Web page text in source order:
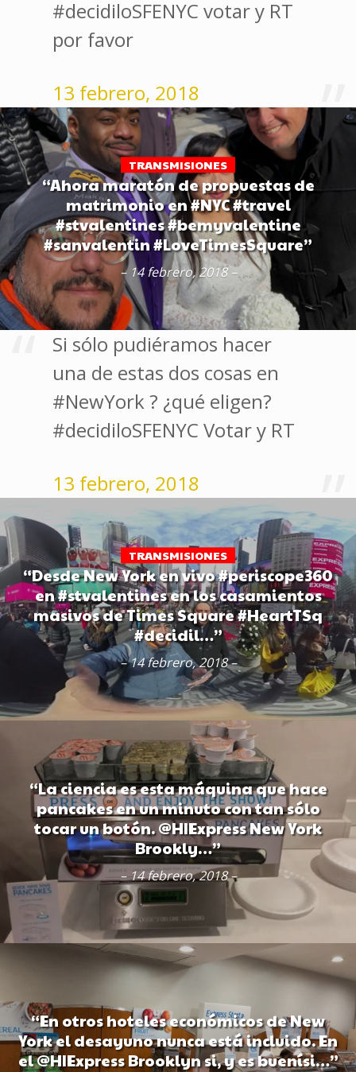
#decidiloSFENYC votar y RT
por favor
13 febrero, 2018
TRANSMISIONES
“Ahora maratón de propuestas de
matrimonio en #NYC #travel
#stvalentines #bemyvalentine
#sanvalentin #LoveTimesSquare”
– 14 febrero, 2018 –
Si sólo pudiéramos hacer
una de estas dos cosas en
#NewYork ? ¿qué eligen?
#decidiloSFENYC Votar y RT
13 febrero, 2018
TRANSMISIONES
“Desde New York en vivo #periscope360
en #stvalentines en los casamientos
masivos de Times Square #HeartTSq
#decidil…”
– 14 febrero, 2018 –
“La ciencia es esta máquina que hace
pancakes en un minuto con tan sólo
tocar un botón. @HIExpress New York
Brookly…”
– 14 febrero, 2018 –
“En otros hoteles económicos de New
York el desayuno nunca está incluido. En
el @HIExpress Brooklyn si, y es buenísi…”